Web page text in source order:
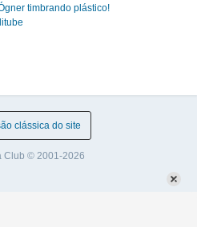
timbrando plástico!
clássica do site
Club © 2001-2026